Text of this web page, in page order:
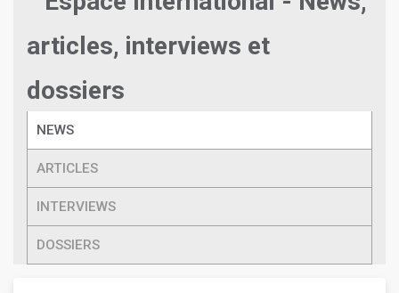
articles, interviews et
dossiers
NEWS
ARTICLES
INTERVIEWS
DOSSIERS